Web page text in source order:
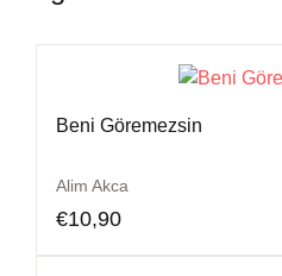
Beni Göremezsin
Alim Akca
€10,90